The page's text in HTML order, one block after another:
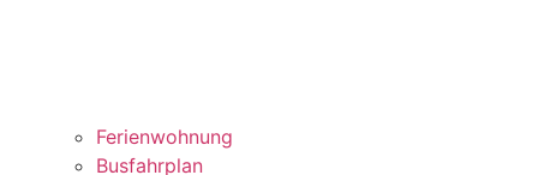
Ferienwohnung
Busfahrplan